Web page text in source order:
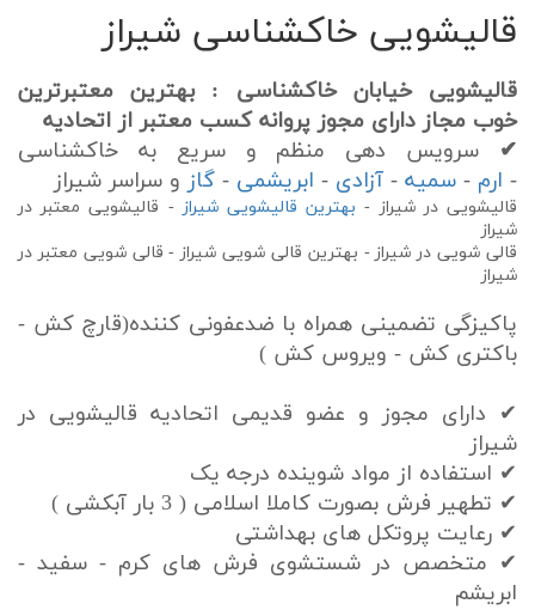
قالیشویی خاکشناسی شیراز
قالیشویی خیابان خاکشناسی : بهترین معتبرترین
خوب مجاز دارای مجوز پروانه کسب معتبر از اتحادیه
✔ سرویس دهی منظم و سریع به خاکشناسی
- ارم - سمیه - آزادی - ابریشمی - گاز و سراسر شیراز
قالیشویی در شیراز - بهترین قالیشویی شیراز - قالیشویی معتبر در
شیراز
قالی شویی در شیراز - بهترین قالی شویی شیراز - قالی شویی معتبر در
شیراز
پاکیزگی تضمینی همراه با ضدعفونی کننده(قارچ کش -
باکتری کش - ویروس کش )
✔ دارای مجوز و عضو قدیمی اتحادیه قالیشویی در
شیراز
✔ استفاده از مواد شوینده درجه یک
✔ تطهیر فرش بصورت کاملا اسلامی ( 3 بار آبکشی )
✔ رعایت پروتکل های بهداشتی
✔ متخصص در شستشوی فرش های کرم - سفید -
ابریشم